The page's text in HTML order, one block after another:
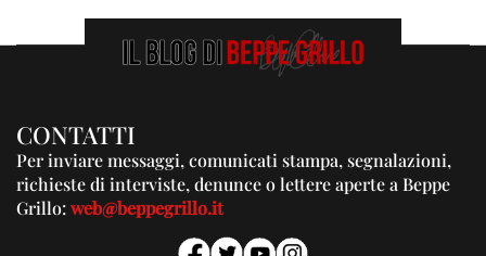
CONTATTI
Per inviare messaggi, comunicati stampa, segnalazioni,
richieste di interviste, denunce o lettere aperte a Beppe
Grillo:web@beppegrillo.it